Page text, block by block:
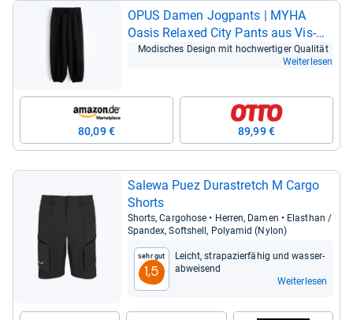
OPUS Damen Jog­pants | MYHA
Oasis Rela­xed City Pants aus Vis­
kose Lei­nen Mix Schwarz, Größe 34
Modi­sches Design mit hoch­wer­ti­ger Qua­li­tät
Weiterlesen
80,09 € 89,99 €
Salewa Puez Dura­st­retch M Cargo
Shorts
Shorts, Carg­o­hose • Her­ren, Damen • Elasthan /
Span­dex, Softs­hell, Poly­amid (Nylon)
Sehr gut
1,5
Leicht, stra­pa­zier­fä­hig und was­ser­
ab­wei­send
Weiterlesen